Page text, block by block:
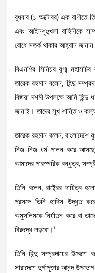
বুধবার (১ অক্টোবর) এক বাণীতে
এবং আইনশৃঙ্খলা বাহিনীকে
রোধে সতর্ক থাকার আহ্বান
বিএনপির সিনিয়র যুগ্ম
তারেক রহমান বলেন, ‌‘হিন্দু
বিজয়া দশমী উপলক্ষে আমি হিন্দু
জানাই। তাদের সুখ শান্তি ও
তারেক রহমান বলেন, বাংলাদেশে
নিজ নিজ ধর্ম পালন করে
আমাদের পারস্পরিক বন্ধুত্ব,
তিনি বলেন, রাষ্ট্রের দায়িত্ব
প্রসঙ্গে তিনি হাদিস উদ্ধৃত
অমুসলিমকে নির্যাতন করে বা
বিরুদ্ধে লড়বো।’
তিনি হিন্দু সম্প্রদায়ের উদ্দেশে
সারাদেশে দুর্গাপূজার আনন্দ